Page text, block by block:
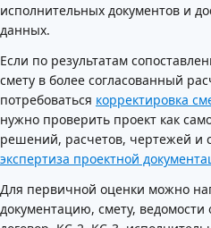
исполнительных документов и
данных.
Если по результатам
смету в более согласованный
потребоваться корректировка
нужно проверить проект как
решений, расчетов, чертежей и
экспертиза проектной
Для первичной оценки можно
документацию, смету,